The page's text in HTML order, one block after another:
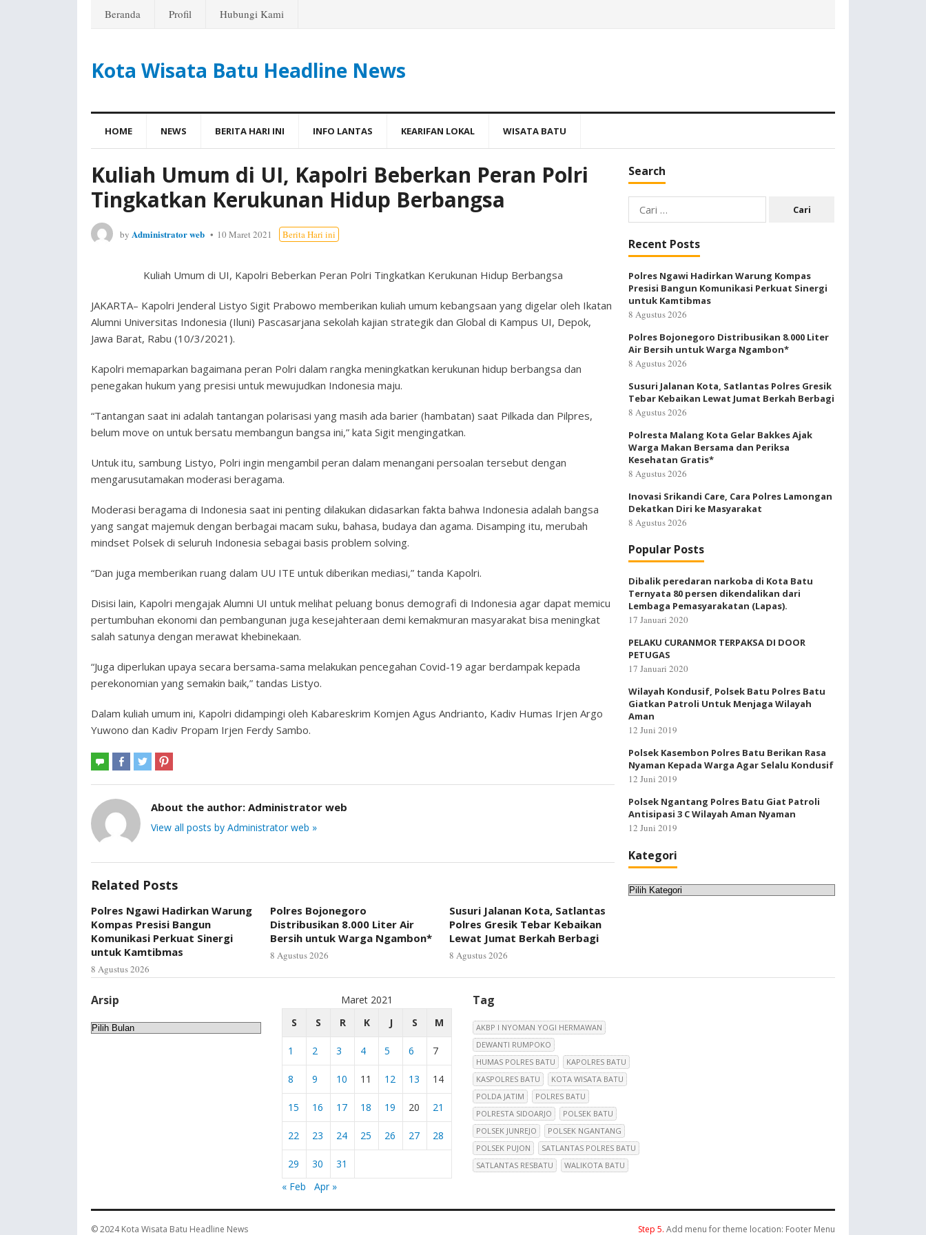
Beranda Profil Hubungi Kami
Kota Wisata Batu Headline News
HOME NEWS BERITA HARI INI INFO LANTAS KEARIFAN LOKAL WISATA BATU
Kuliah Umum di UI, Kapolri Beberkan Peran Polri
Tingkatkan Kerukunan Hidup Berbangsa
by Administrator web 10 Maret 2021 Berita Hari ini
Kuliah Umum di UI, Kapolri Beberkan Peran Polri Tingkatkan Kerukunan Hidup Berbangsa
JAKARTA– Kapolri Jenderal Listyo Sigit Prabowo memberikan kuliah umum kebangsaan yang digelar oleh Ikatan
Alumni Universitas Indonesia (Iluni) Pascasarjana sekolah kajian strategik dan Global di Kampus UI, Depok,
Jawa Barat, Rabu (10/3/2021).
Kapolri memaparkan bagaimana peran Polri dalam rangka meningkatkan kerukunan hidup berbangsa dan
penegakan hukum yang presisi untuk mewujudkan Indonesia maju.
“Tantangan saat ini adalah tantangan polarisasi yang masih ada barier (hambatan) saat Pilkada dan Pilpres,
belum move on untuk bersatu membangun bangsa ini,” kata Sigit mengingatkan.
Untuk itu, sambung Listyo, Polri ingin mengambil peran dalam menangani persoalan tersebut dengan
mengarusutamakan moderasi beragama.
Moderasi beragama di Indonesia saat ini penting dilakukan didasarkan fakta bahwa Indonesia adalah bangsa
yang sangat majemuk dengan berbagai macam suku, bahasa, budaya dan agama. Disamping itu, merubah
mindset Polsek di seluruh Indonesia sebagai basis problem solving.
“Dan juga memberikan ruang dalam UU ITE untuk diberikan mediasi,” tanda Kapolri.
Disisi lain, Kapolri mengajak Alumni UI untuk melihat peluang bonus demografi di Indonesia agar dapat memicu
pertumbuhan ekonomi dan pembangunan juga kesejahteraan demi kemakmuran masyarakat bisa meningkat
salah satunya dengan merawat khebinekaan.
“Juga diperlukan upaya secara bersama-sama melakukan pencegahan Covid-19 agar berdampak kepada
perekonomian yang semakin baik,” tandas Listyo.
Dalam kuliah umum ini, Kapolri didampingi oleh Kabareskrim Komjen Agus Andrianto, Kadiv Humas Irjen Argo
Yuwono dan Kadiv Propam Irjen Ferdy Sambo.
About the author: Administrator web
View all posts by Administrator web »
Related Posts
Polres Ngawi Hadirkan Warung
Kompas Presisi Bangun
Komunikasi Perkuat Sinergi
untuk Kamtibmas
8 Agustus 2026
Polres Bojonegoro
Distribusikan 8.000 Liter Air
Bersih untuk Warga Ngambon*
8 Agustus 2026
Susuri Jalanan Kota, Satlantas
Polres Gresik Tebar Kebaikan
Lewat Jumat Berkah Berbagi
8 Agustus 2026
Search
Cari
untuk:
Recent Posts
Polres Ngawi Hadirkan Warung Kompas
Presisi Bangun Komunikasi Perkuat Sinergi
untuk Kamtibmas
8 Agustus 2026
Polres Bojonegoro Distribusikan 8.000 Liter
Air Bersih untuk Warga Ngambon*
8 Agustus 2026
Susuri Jalanan Kota, Satlantas Polres Gresik
Tebar Kebaikan Lewat Jumat Berkah Berbagi
8 Agustus 2026
Polresta Malang Kota Gelar Bakkes Ajak
Warga Makan Bersama dan Periksa
Kesehatan Gratis*
8 Agustus 2026
Inovasi Srikandi Care, Cara Polres Lamongan
Dekatkan Diri ke Masyarakat
8 Agustus 2026
Popular Posts
Dibalik peredaran narkoba di Kota Batu
Ternyata 80 persen dikendalikan dari
Lembaga Pemasyarakatan (Lapas).
17 Januari 2020
PELAKU CURANMOR TERPAKSA DI DOOR
PETUGAS
17 Januari 2020
Wilayah Kondusif, Polsek Batu Polres Batu
Giatkan Patroli Untuk Menjaga Wilayah
Aman
12 Juni 2019
Polsek Kasembon Polres Batu Berikan Rasa
Nyaman Kepada Warga Agar Selalu Kondusif
12 Juni 2019
Polsek Ngantang Polres Batu Giat Patroli
Antisipasi 3 C Wilayah Aman Nyaman
12 Juni 2019
Kategori
Kategori
Arsip
Arsip
Maret 2021
S
S R K J S M
1 2 3 4 5 6 7
8 9 10 11 12 13 14
15 16 17 18 19 20 21
22 23 24 25 26 27 28
29 30
31
« Feb
Apr »
Tag
AKBP I NYOMAN YOGI HERMAWAN
DEWANTI RUMPOKO
HUMAS POLRES BATU
KAPOLRES BATU
KASPOLRES BATU
KOTA WISATA BATU
POLDA JATIM
POLRES BATU
POLRESTA SIDOARJO
POLSEK BATU
POLSEK JUNREJO
POLSEK NGANTANG
POLSEK PUJON
SATLANTAS POLRES BATU
SATLANTAS RESBATU
WALIKOTA BATU
© 2024Kota Wisata Batu Headline News Step 5. Add menu for theme location: Footer Menu